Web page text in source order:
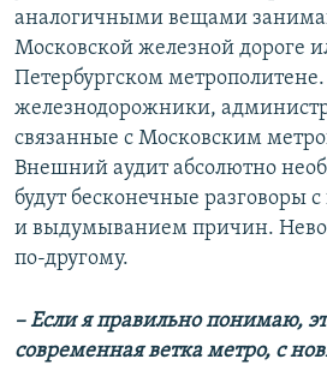
аналогичными вещами
Московской железной дороге
Петербургском
железнодорожники,
связанные с Московским
Внешний аудит абсолютно
будут бесконечные разговоры
и выдумыванием причин.
по-другому.
– Если я правильно понимаю,
современная ветка метро, с